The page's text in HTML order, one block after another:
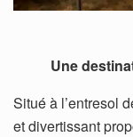
Une
Situé à l’entresol
et divertissant